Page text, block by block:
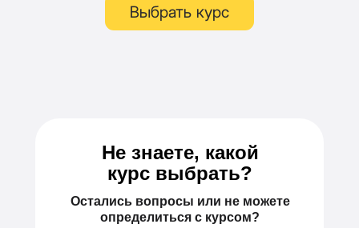
Выбрать курс
Не знаете, какой
курс выбрать?
Остались вопросы или не можете
определиться с курсом?